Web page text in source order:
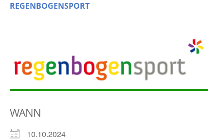
REGENBOGENSPORT
WANN
10.10.2024